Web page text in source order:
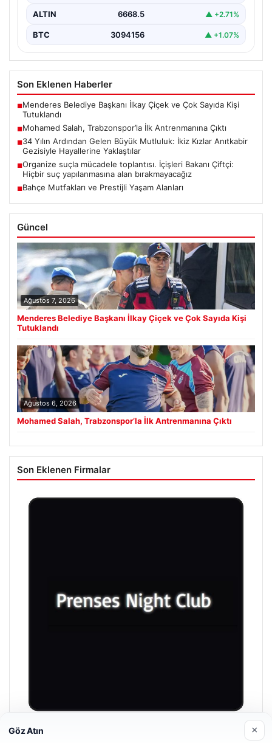
ALTIN 6668.5 ▲ +2.71%
BTC 3094156 ▲ +1.07%
Son Eklenen Haberler
■Menderes Belediye Başkanı İlkay Çiçek ve Çok Sayıda Kişi
Tutuklandı
■Mohamed Salah, Trabzonspor’la İlk Antrenmanına Çıktı
■34 Yılın Ardından Gelen Büyük Mutluluk: İkiz Kızlar Anıtkabir
Gezisiyle Hayallerine Yaklaştılar
■Organize suçla mücadele toplantısı. İçişleri Bakanı Çiftçi:
Hiçbir suç yapılanmasına alan bırakmayacağız
■Bahçe Mutfakları ve Prestijli Yaşam Alanları
Güncel
Ağustos 7, 2026
Menderes Belediye Başkanı İlkay Çiçek ve Çok Sayıda Kişi
Tutuklandı
Ağustos 6, 2026
Mohamed Salah, Trabzonspor’la İlk Antrenmanına Çıktı
Son Eklenen Firmalar
Prenses Night Club
Göz Atın ×